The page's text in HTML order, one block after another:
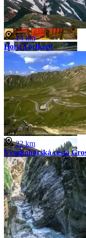
14 km
Hora Törlkopf
22 km
Vysokohorská cesta